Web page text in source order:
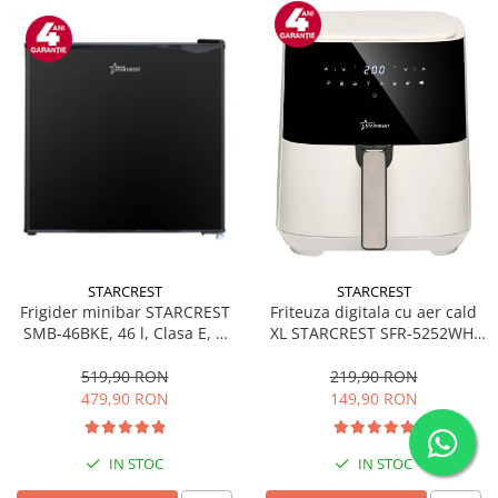
STARCREST
Frigider minibar STARCREST
SMB-46BKE, 46 l, Clasa E, H
519,90 RON
479,90 RON
IN STOC
STARCREST
Friteuza digitala cu aer cald
XL STARCREST SFR-5252WH,
200 °C, 8 programe
predefinite, Alb
219,90 RON
149,90 RON
IN STOC